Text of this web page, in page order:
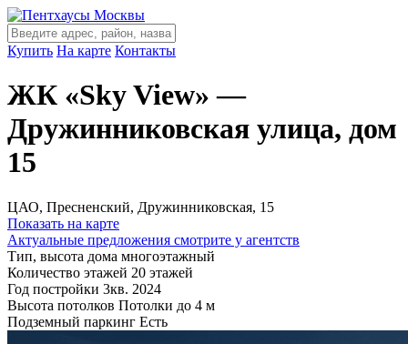
Купить На карте Контакты
ЖК «Sky View» —
Дружинниковская улица, дом
15
ЦАО, Пресненский, Дружинниковская, 15
Показать на карте
Актуальные предложения смотрите у агентств
Тип, высота дома многоэтажный
Количество этажей 20 этажей
Год постройки 3кв. 2024
Высота потолков Потолки до 4 м
Подземный паркинг Есть